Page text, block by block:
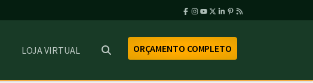
LOJA VIRTUAL ORÇAMENTO COMPLETO